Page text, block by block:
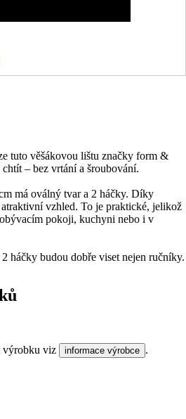
tuto věšákovou lištu značky form &
– bez vrtání a šroubování.
má oválný tvar a 2 háčky. Díky
vzhled. To je praktické, jelikož
pokoji, kuchyni nebo i v
háčky budou dobře viset nejen ručníky.
výrobku viz informace výrobce .